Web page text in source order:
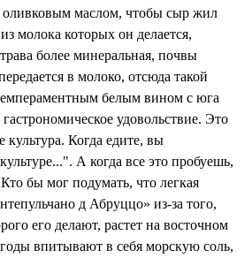
оливковым маслом, чтобы сыр жил
молока которых он делается,
более минеральная, почвы
в молоко, отсюда такой
белым вином с юга
удовольствие. Это
Когда едите, вы
А когда все это пробуешь,
бы мог подумать, что легкая
д Абруццо» из-за того,
его делают, растет на восточном
впитывают в себя морскую соль,